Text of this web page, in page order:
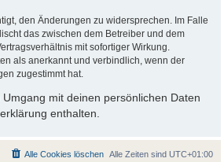
den Änderungen zu widersprechen. Im Falle
das zwischen dem Betreiber und dem
mit sofortiger Wirkung.
als anerkannt und verbindlich, wenn der
zugestimmt hat.
mit deinen persönlichen Daten
enthalten.
Alle Zeiten sind UTC+01:00
Alle Cookies löschen